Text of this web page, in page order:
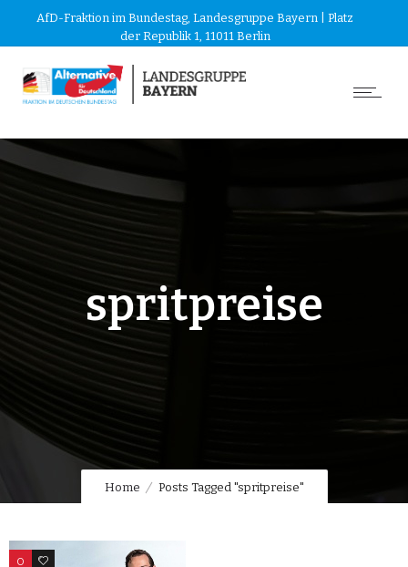
AfD-Fraktion im Bundestag, Landesgruppe Bayern | Platz
der Republik 1, 11011 Berlin
spritpreise
Home Posts Tagged "spritpreise"
0 0